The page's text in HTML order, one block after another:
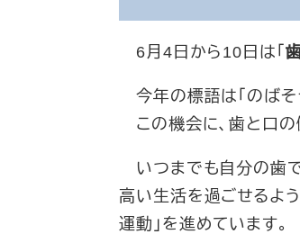
6月4日から10日は「
今年の標語は「のば
この機会に、歯と口の
いつまでも自分の歯で
高い生活を過ごせるよ
運動」を進めています。